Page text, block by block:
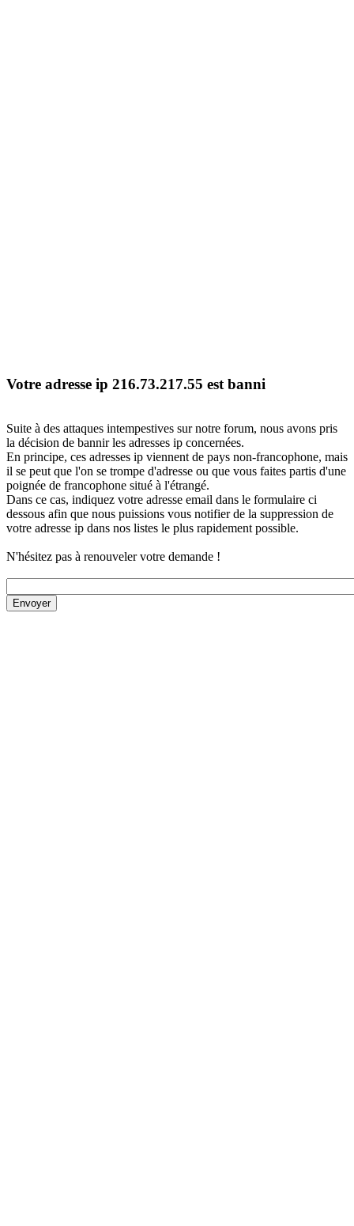
Votre adresse ip 216.73.217.55 est banni
Suite à des attaques intempestives sur notre forum, nous avons pris
la décision de bannir les adresses ip concernées.
En principe, ces adresses ip viennent de pays non-francophone, mais
il se peut que l'on se trompe d'adresse ou que vous faites partis d'une
poignée de francophone situé à l'étrangé.
Dans ce cas, indiquez votre adresse email dans le formulaire ci
dessous afin que nous puissions vous notifier de la suppression de
votre adresse ip dans nos listes le plus rapidement possible.
N'hésitez pas à renouveler votre demande !